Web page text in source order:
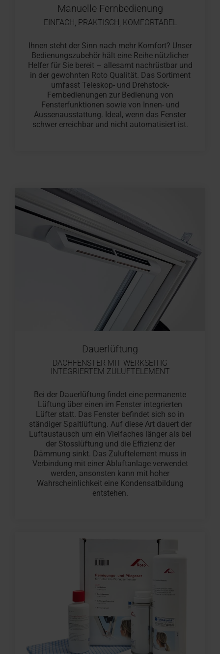
Manuelle Fernbedienung
EINFACH, PRAKTISCH, KOMFORTABEL
Ihnen steht der Sinn nach mehr Komfort? Unser
Bedienungszubehör hält eine Reihe nützlicher
Helfer für Sie bereit – allesamt nachrüstbar und
in der gewohnten Roto Qualität. Das Sortiment
umfasst Teleskop- und Drehstock-
Fernbedienungen zur Bedienung von
Fensterfunktionen sowie von Innen- und
Aussenausstattung. Ideal, wenn das Fenster
schwer erreichbar und nicht automatisiert ist.
Dauerlüftung
DACHFENSTER MIT WERKSEITIG
INTEGRIERTEM ZULUFTELEMENT
Bei der Dauerlüftung findet eine permanente
Lüftung über einen im Fenster integrierten
Lüfter statt. Das Fenster befindet sich so in
ständiger Spaltlüftung. Auf diese Art dauert der
Luftaustausch um ein Vielfaches länger als bei
der Stosslüftung und die Effizienz der
Dämmung sinkt. Das Zuluftelement muss in
Verbindung mit einer Abluftanlage verwendet
werden, ansonsten kann mit hoher
Wahrscheinlichkeit eine Kondensatbildung
entstehen.